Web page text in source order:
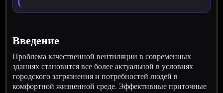
Введение
Проблема качественной вентиляции в современных
зданиях становится все более актуальной в условиях
городского загрязнения и потребностей людей в
комфортной жизненной среде. Эффективные приточные